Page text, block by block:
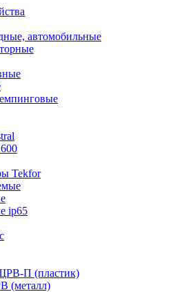
автомобильные
Tekfor
ip65
П (пластик)